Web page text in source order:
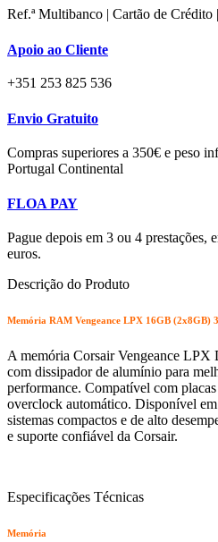
Ref.ª Multibanco | Cartão de Crédito
Apoio ao Cliente
+351 253 825 536
Envio Gratuito
Compras superiores a 350€ e peso
Portugal Continental
FLOA PAY
Pague depois em 3 ou 4 prestações,
euros.
Descrição do Produto
Memória RAM Vengeance LPX 16GB (2x8GB)
A memória Corsair Vengeance
com dissipador de alumínio para
performance. Compatível com
overclock automático. Disponível
sistemas compactos e de alto
e suporte confiável da Corsair.
Especificações Técnicas
Memória